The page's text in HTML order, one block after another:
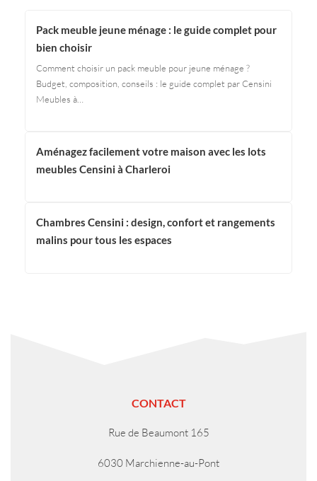
Pack meuble jeune ménage : le guide complet pour
bien choisir
Comment choisir un pack meuble pour jeune ménage ?
Budget, composition, conseils : le guide complet par Censini
Meubles à…
Aménagez facilement votre maison avec les lots
meubles Censini à Charleroi
Chambres Censini : design, confort et rangements
malins pour tous les espaces
CONTACT
Rue de Beaumont 165
6030 Marchienne-au-Pont